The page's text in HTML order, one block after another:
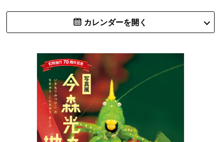
カレンダーを開く